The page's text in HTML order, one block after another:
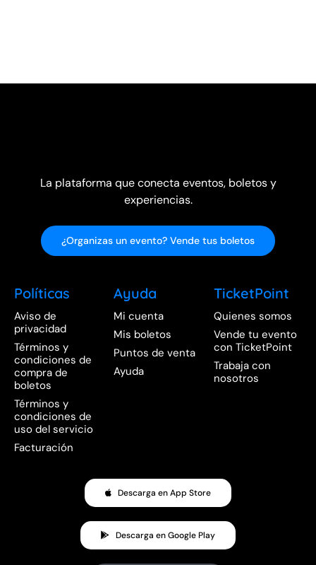
La plataforma que conecta eventos, boletos y
experiencias.
¿Organizas un evento? Vende tus boletos
Políticas
Aviso de
privacidad
Términos y
condiciones de
compra de
boletos
Términos y
condiciones de
uso del servicio
Facturación
Ayuda
Mi cuenta
Mis boletos
Puntos de venta
Ayuda
TicketPoint
Quienes somos
Vende tu evento
con TicketPoint
Trabaja con
nosotros
Descarga en App Store
Descarga en Google Play